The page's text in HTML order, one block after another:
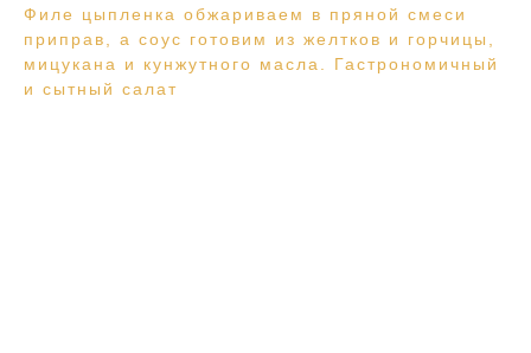
Филе цыпленка обжариваем в пряной смеси
приправ, а соус готовим из желтков и горчицы,
мицукана и кунжутного масла. Гастрономичный
и сытный салат